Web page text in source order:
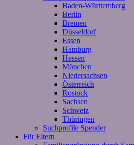
Baden-Württemberg
Berlin
Bremen
Düsseldorf
Essen
Hamburg
Hessen
München
Niedersachsen
Österreich
Rostock
Sachsen
Schweiz
Thüringen
Suchprofile Spender
Für Eltern